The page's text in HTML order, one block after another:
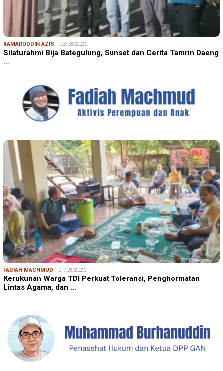
KAMARUDDIN AZIS 03/08/2026
Silaturahmi Bija Bategulung, Sunset dan Cerita Tamrin Daeng
…
FADIAH MACHMUD 01/08/2026
Kerukunan Warga TDI Perkuat Toleransi, Penghormatan
Lintas Agama, dan …